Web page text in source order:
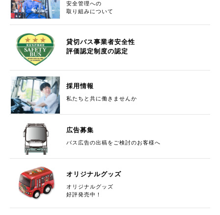
運行状況 2026/06/09
6月・7月 松山道夜間通行止めについて
お知らせ 2026/04/22
【終了】ご参加ありがとうございました4月26日(日)はたら
く車ショーに参加いたします
リクルート
【終了】ご参加ありがとうございました
催のお知らせ
路線バス 2026/03/27
バス停留所名の変更について
路線バス
安全管理への
取り組みについて
貸切バス事業者安全性
評価認定制度の認定
採用情報
私たちと共に働きませんか
広告募集
バス広告の出稿をご検討のお客様へ
オリジナルグッズ
オリジナルグッズ
好評発売中！